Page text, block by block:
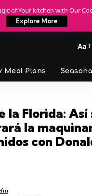
of Your kitchen with Our
Explore More
Aa
Meal Plans
la Florida: Así
la
con